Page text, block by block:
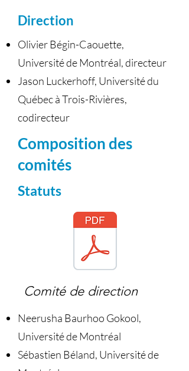
Direction
Olivier Bégin-Caouette,
Université de Montréal, directeur
Jason Luckerhoff, Université du
Québec à Trois-Rivières,
codirecteur
Composition des
comités
Statuts
Comité de direction
Neerusha Baurhoo Gokool,
Université de Montréal
Sébastien Béland, Université de